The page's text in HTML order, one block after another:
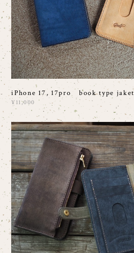
iPhone 17, 17pro book type jaket
¥11,000